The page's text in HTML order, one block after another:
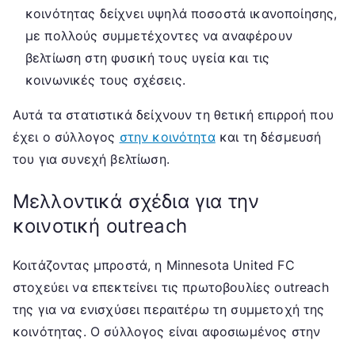
κοινότητας δείχνει υψηλά ποσοστά ικανοποίησης,
με πολλούς συμμετέχοντες να αναφέρουν
βελτίωση στη φυσική τους υγεία και τις
κοινωνικές τους σχέσεις.
Αυτά τα στατιστικά δείχνουν τη θετική επιρροή που
έχει ο σύλλογος στην κοινότητακαι τη δέσμευσή
του για συνεχή βελτίωση.
Μελλοντικά σχέδια για την
κοινοτική outreach
Κοιτάζοντας μπροστά, η Minnesota United FC
στοχεύει να επεκτείνει τις πρωτοβουλίες outreach
της για να ενισχύσει περαιτέρω τη συμμετοχή της
κοινότητας. Ο σύλλογος είναι αφοσιωμένος στην